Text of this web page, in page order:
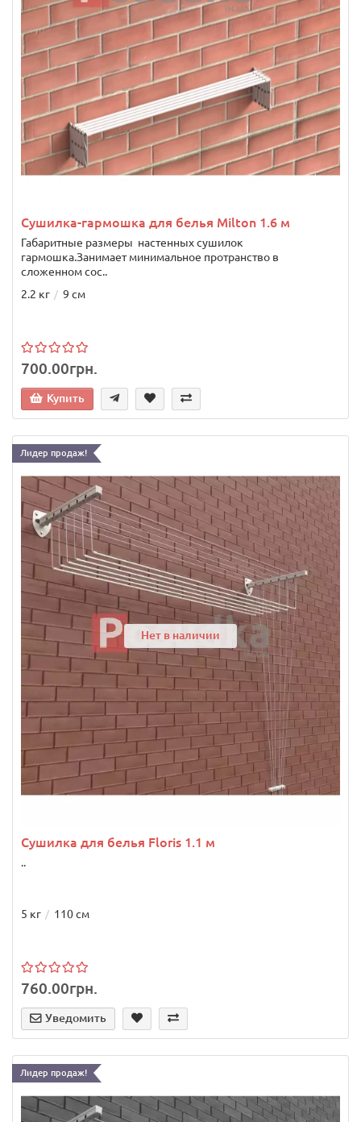
Сушилка-гармошка для белья Milton 1.6 м
Габаритные размеры настенных сушилок
гармошка.Занимает минимальное протранство в
сложенном сос..
2.2 кг
9 см
700.00грн.
Купить
Лидер продаж!
Нет в наличии
Сушилка для белья Floris 1.1 м
..
5 кг 110 см
760.00грн.
Уведомить
Лидер продаж!